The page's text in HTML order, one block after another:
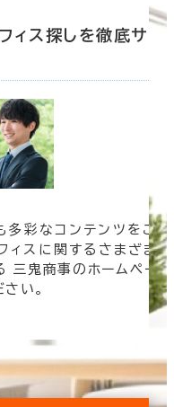
ィス探しを徹底サ
多彩なコンテンツをご
ィスに関するさまざま
三鬼商事のホームペー
い。